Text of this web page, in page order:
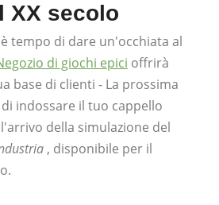
XX secolo
è tempo di dare un'occhiata al
di giochi epici offrirà
base di clienti - La prossima
indossare il tuo cappello
della simulazione del
, disponibile per il